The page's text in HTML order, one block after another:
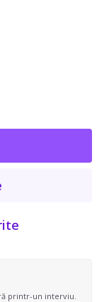
printr-un interviu.